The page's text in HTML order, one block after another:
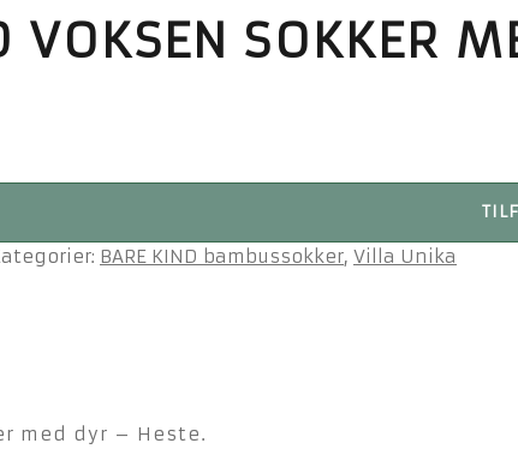
VOKSEN SOKKER
BARE KIND bambussokker, Villa Unika
med dyr – Heste.